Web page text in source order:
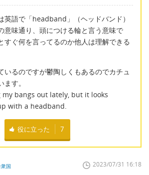
英語で「headband」（ヘッドバンド）
意味通り、頭につける輪と言う意味で
すぐ何を言ってるのか他人は理解できる
いるのですが鬱陶しくもあるのでカチュ
す。
bangs out lately, but it looks
with a headband.
役に立った 7
国 2023/07/31 16:18